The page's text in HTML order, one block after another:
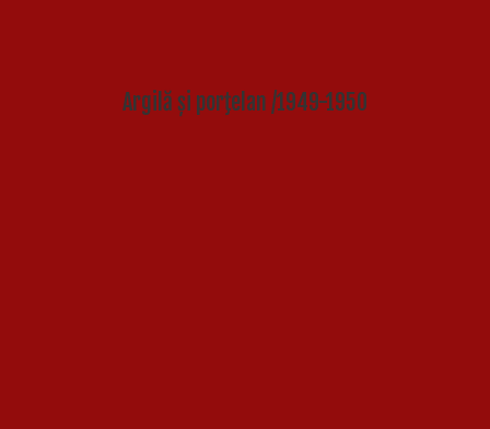
Argilă și porţelan /1949-1950